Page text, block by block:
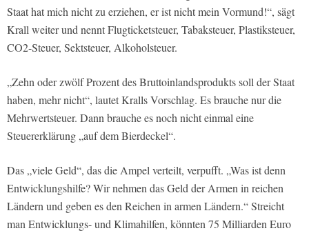
Staat hat mich nicht zu erziehen, er ist nicht mein Vormund!“, sägt
Krall weiter und nennt Flugticketsteuer, Tabaksteuer, Plastiksteuer,
CO2-Steuer, Sektsteuer, Alkoholsteuer.
„Zehn oder zwölf Prozent des Bruttoinlandsprodukts soll der Staat
haben, mehr nicht“, lautet Kralls Vorschlag. Es brauche nur die
Mehrwertsteuer. Dann brauche es noch nicht einmal eine
Steuererklärung „auf dem Bierdeckel“.
Das „viele Geld“, das die Ampel verteilt, verpufft. „Was ist denn
Entwicklungshilfe? Wir nehmen das Geld der Armen in reichen
Ländern und geben es den Reichen in armen Ländern.“ Streicht
man Entwicklungs- und Klimahilfen, könnten 75 Milliarden Euro